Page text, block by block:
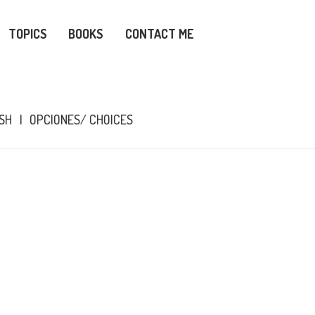
TOPICS BOOKS CONTACT ME
OPCIONES/ CHOICES